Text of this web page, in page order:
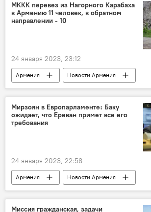
МККК перевез из Нагорного Карабаха
в Армению 11 человек, в обратном
направлении - 10
24 января 2023, 23:12
Армения
Новости Армения
Нагорный Карабах
Международный комитет Красного Креста
Мирзоян в Европарламенте։ Баку
ожидает, что Ереван примет все его
требования
24 января 2023, 22:58
Армения
Новости Армения
Арарат Мирзоян
МИД
Азербайджан
Миссия гражданская, задачи